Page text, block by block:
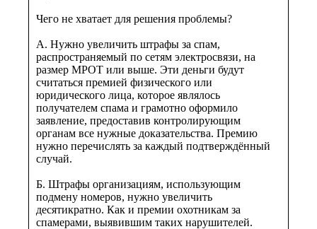
Чего не хватает для решения проблемы?
А. Нужно увеличить штрафы за спам,
распространяемый по сетям электросвязи, на
размер МРОТ или выше. Эти деньги будут
считаться премией физического или
юридического лица, которое являлось
получателем спама и грамотно оформило
заявление, предоставив контролирующим
органам все нужные доказательства. Премию
нужно перечислять за каждый подтверждённый
случай.
Б. Штрафы организациям, использующим
подмену номеров, нужно увеличить
десятикратно. Как и премии охотникам за
спамерами, выявившим таких нарушителей.